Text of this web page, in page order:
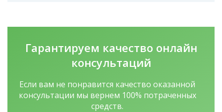
Гарантируем качество онлайн
консультаций
Если вам не понравится качество оказанной
консультации мы вернем 100% потраченных
средств.